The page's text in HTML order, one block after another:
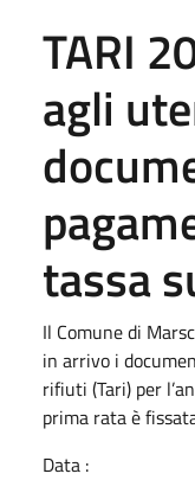
TARI
agli
tassa
Il Comune di
in arrivo i
rifiuti (Tari) per
prima rata è
Data :